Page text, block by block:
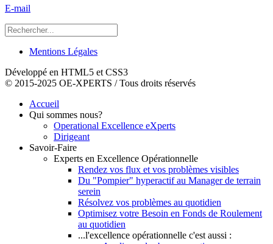
E-mail
Mentions Légales
Développé en HTML5 et CSS3
© 2015-2025 OE-XPERTS / Tous droits réservés
Accueil
Qui sommes nous?
Operational Excellence eXperts
Dirigeant
Savoir-Faire
Experts en Excellence Opérationnelle
Rendez vos flux et vos problèmes visibles
Du "Pompier" hyperactif au Manager de terrain
serein
Résolvez vos problèmes au quotidien
Optimisez votre Besoin en Fonds de Roulement
au quotidien
...l'excellence opérationnelle c'est aussi :